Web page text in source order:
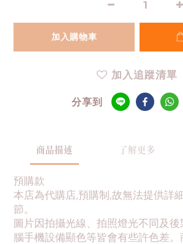
加入購物車
加入追蹤清單
分享到
商品描述 了解更多
預購款
本店為代購店,預購制,故無法提供詳
節。
圖片因拍攝光線、拍照燈光不同及
腦手機設備顯色等皆會有些許色差